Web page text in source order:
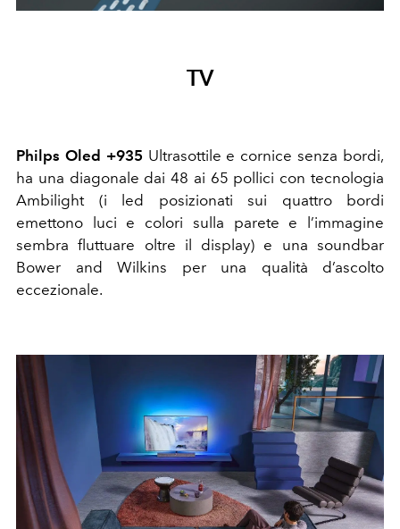
TV
Philps Oled +935 Ultrasottile e cornice senza bordi,
ha una diagonale dai 48 ai 65 pollici con tecnologia
Ambilight (i led posizionati sui quattro bordi
emettono luci e colori sulla parete e l’immagine
sembra fluttuare oltre il display) e una soundbar
Bower and Wilkins per una qualità d’ascolto
eccezionale.